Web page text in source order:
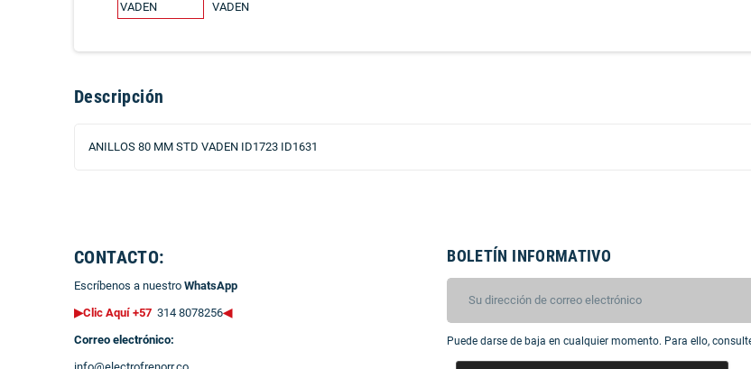
Descripción
ANILLOS 80 MM STD VADEN ID1723 ID1631
CONTACTO:
Escríbenos a nuestro WhatsApp
▶Clic Aquí +57 314 8078256◀
Correo electrónico:
BOLETÍN INFORMATIVO
Puede darse de baja en cualquier momento. Para ello,